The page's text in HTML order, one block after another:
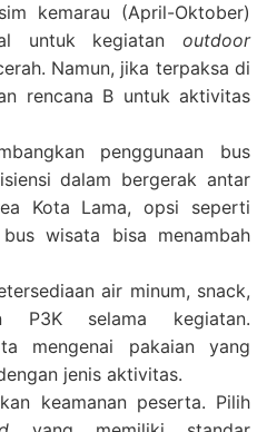
kemarau (April-Oktober)
untuk kegiatan outdoor
Namun, jika terpaksa di
rencana B untuk aktivitas
penggunaan bus
dalam bergerak antar
Kota Lama, opsi seperti
wisata bisa menambah
air minum, snack,
P3K selama kegiatan.
mengenai pakaian yang
jenis aktivitas.
keamanan peserta. Pilih